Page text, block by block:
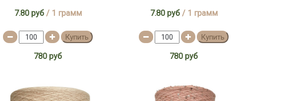
7.80 руб/ 1 грамм
Купить
780 руб
7.80 руб/ 1 грамм
Купить
780 руб